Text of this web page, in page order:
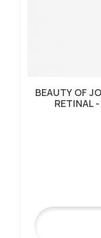
BEAUTY OF
RETINAL